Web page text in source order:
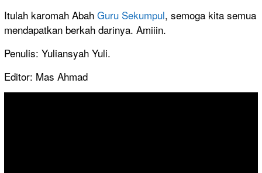
Itulah karomah Abah Guru Sekumpul, semoga kita semua
mendapatkan berkah darinya. Amiiin.
Penulis: Yuliansyah Yuli.
Editor: Mas Ahmad